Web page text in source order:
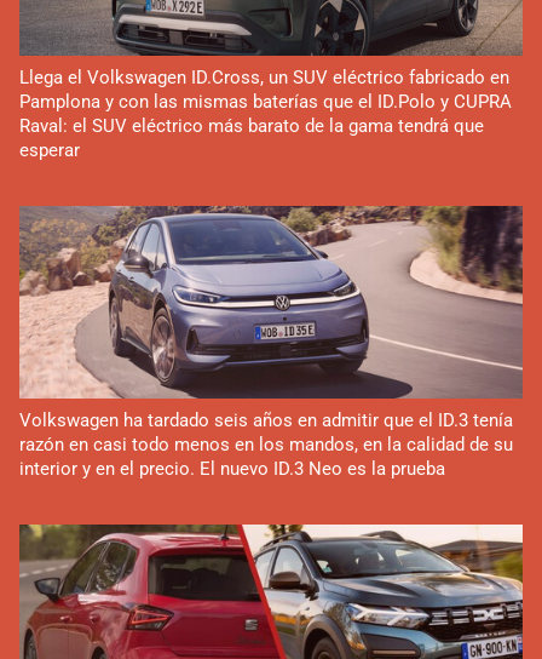
Llega el Volkswagen ID.Cross, un SUV eléctrico fabricado en
Pamplona y con las mismas baterías que el ID.Polo y CUPRA
Raval: el SUV eléctrico más barato de la gama tendrá que
esperar
Volkswagen ha tardado seis años en admitir que el ID.3 tenía
razón en casi todo menos en los mandos, en la calidad de su
interior y en el precio. El nuevo ID.3 Neo es la prueba